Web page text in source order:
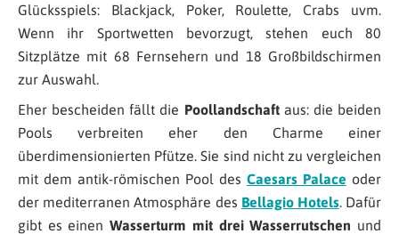
Glücksspiels: Blackjack, Poker, Roulette, Crabs uvm.
Wenn ihr Sportwetten bevorzugt, stehen euch 80
Sitzplätze mit 68 Fernsehern und 18 Großbildschirmen
zur Auswahl.
Eher bescheiden fällt die Poollandschaftaus: die beiden
Pools verbreiten eher den Charme einer
überdimensionierten Pfütze. Sie sind nicht zu vergleichen
mit dem antik-römischen Pool des Caesars Palace oder
der mediterranen Atmosphäre des Bellagio Hotels. Dafür
gibt es einenWasserturm mit drei Wasserrutschen und